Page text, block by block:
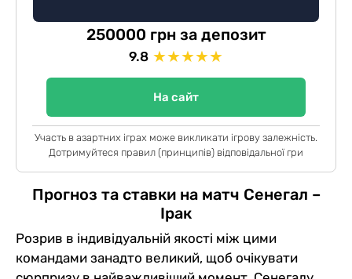
250000 грн за депозит
9.8 ★★★★★
На сайт
Участь в азартних іграх може викликати ігрову залежність.
Дотримуйтеся правил (принципів) відповідальної гри
Прогноз та ставки на матч Сенегал –
Ірак
Розрив в індивідуальній якості між цими
командами занадто великий, щоб очікувати